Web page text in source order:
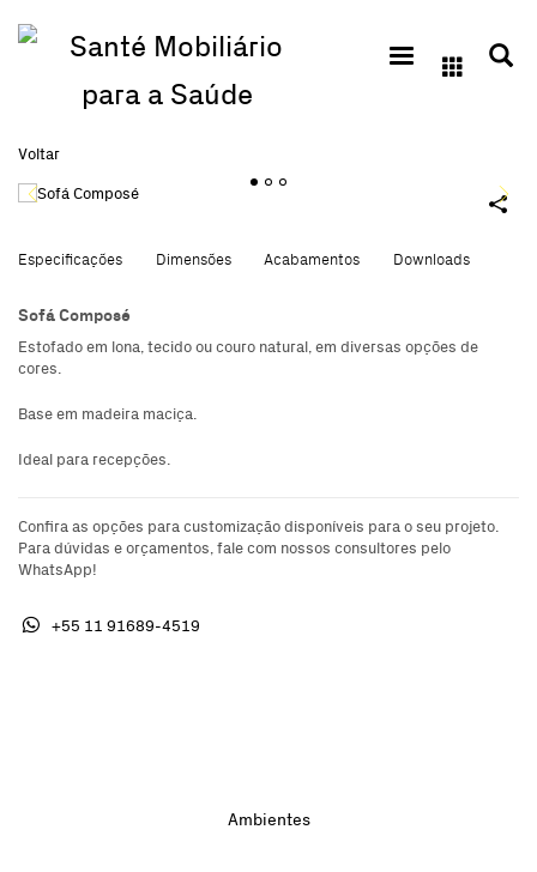
Voltar
1 2
Especificações Dimensões Acabamentos Downloads
Sofá Composé
Estofado em lona, tecido ou couro natural, em diversas opções de
cores.
Base em madeira maciça.
Ideal para recepções.
Confira as opções para customização disponíveis para o seu projeto.
Para dúvidas e orçamentos, fale com nossos consultores pelo
WhatsApp!
+55 11 91689-4519
Ambientes